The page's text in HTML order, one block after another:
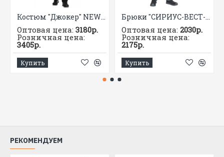
Костюм "Джокер" NEW брюки
Оптовая цена: 3180р.
Розничная цена:
3405р.
Купить
Брюки "СИРИУС-ВЕСТ-ВОРК" зеленые со ср. серым
Оптовая цена: 2030р.
Розничная цена:
2175р.
Купить
РЕКОМЕНДУЕМ